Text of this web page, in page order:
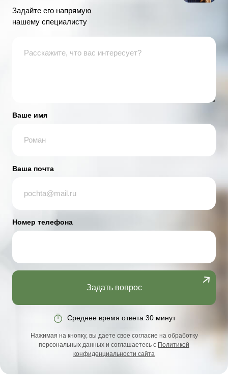
Задайте его напрямую
нашему специалисту
Ваше имя
Ваша почта
Номер телефона
Задать вопрос
Среднее время ответа 30 минут
Нажимая на кнопку, вы даете свое согласие на обработку
персональных данных и соглашаетесь с Политикой
конфиденциальности сайта